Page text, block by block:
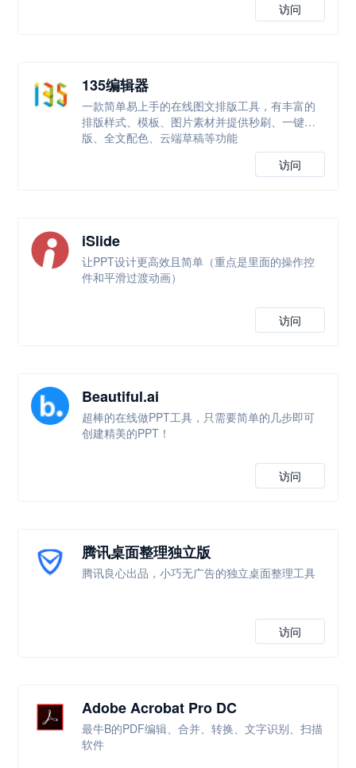
访问
135编辑器
一款简单易上手的在线图文排版工具，有丰富的
排版样式、模板、图片素材并提供秒刷、一键排
版、全文配色、云端草稿等功能
访问
iSlide
让PPT设计更高效且简单（重点是里面的操作控
件和平滑过渡动画）
访问
Beautiful.ai
超棒的在线做PPT工具，只需要简单的几步即可
创建精美的PPT！
访问
腾讯桌面整理独立版
腾讯良心出品，小巧无广告的独立桌面整理工具
访问
Adobe Acrobat Pro DC
最牛B的PDF编辑、合并、转换、文字识别、扫描
软件